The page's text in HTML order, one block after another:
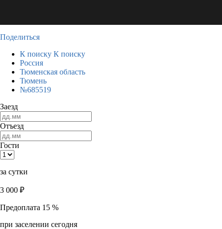
Поделиться
К поиску К поиску
Россия
Тюменская область
Тюмень
№685519
Заезд
Отъезд
Гости
за сутки
3 000 ₽
Предоплата 15 %
при заселении сегодня